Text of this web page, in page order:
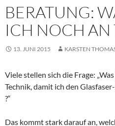
BERATUNG:
ICH NOCH AN
13. JUNI 2015 KARSTEN
Viele stellen sich die Frage:
Technik, damit ich den
?“
Das kommt stark darauf an,